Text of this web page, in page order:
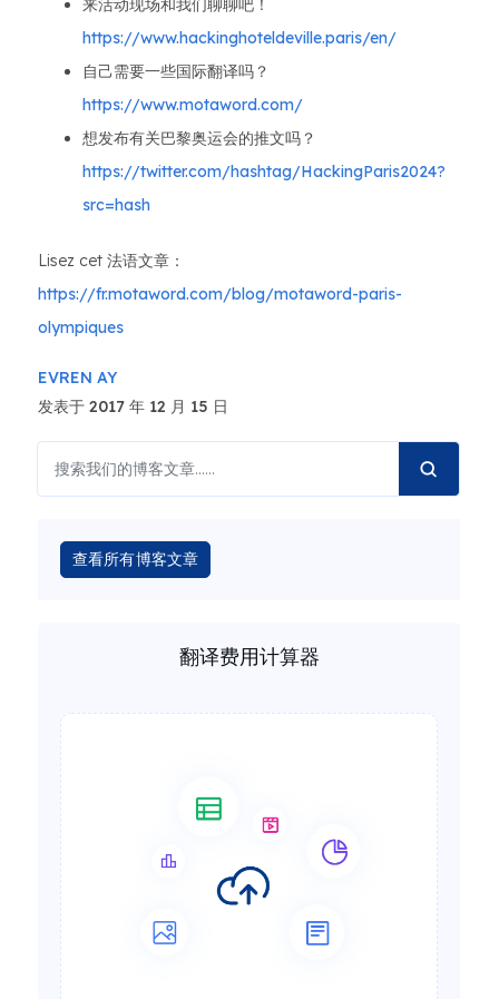
来活动现场和我们聊聊吧！
https://www.hackinghoteldeville.paris/en/
自己需要一些国际翻译吗？
https://www.motaword.com/
想发布有关巴黎奥运会的推文吗？
https://twitter.com/hashtag/HackingParis2024?
src=hash
Lisez cet 法语文章：
https://fr.motaword.com/blog/motaword-paris-
olympiques
EVREN AY
发表于 2017 年 12 月 15 日
查看所有博客文章
翻译费用计算器